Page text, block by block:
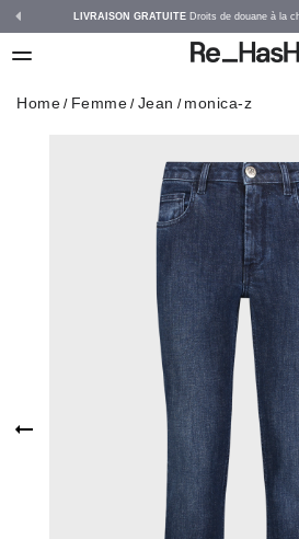
LIVRAISON GRATUITE Droits de douane à la
Home Femme Jean monica-z